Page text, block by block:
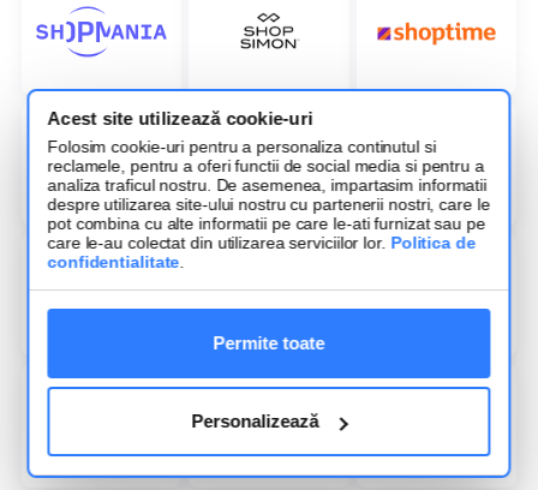
Acest site utilizează cookie-uri
Folosim cookie-uri pentru a personaliza continutul si
reclamele, pentru a oferi functii de social media si pentru a
analiza traficul nostru. De asemenea, impartasim informatii
despre utilizarea site-ului nostru cu partenerii nostri, care le
pot combina cu alte informatii pe care le-ati furnizat sau pe
care le-au colectat din utilizarea serviciilor lor. Politica de
confidentialitate
Permite toate
Personalizează